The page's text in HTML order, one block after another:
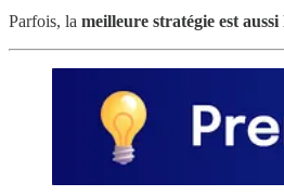
Parfois, la meilleure stratégie est